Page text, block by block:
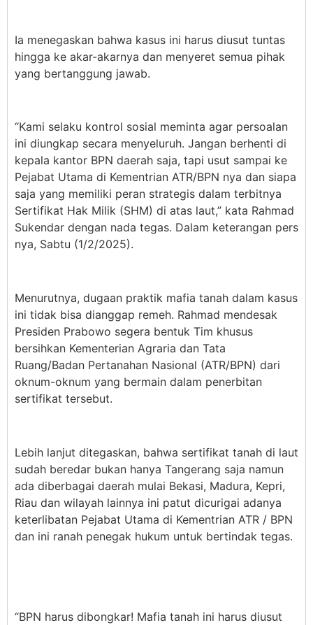
Ia menegaskan bahwa kasus ini harus diusut tuntas
hingga ke akar-akarnya dan menyeret semua pihak
yang bertanggung jawab.
“Kami selaku kontrol sosial meminta agar persoalan
ini diungkap secara menyeluruh. Jangan berhenti di
kepala kantor BPN daerah saja, tapi usut sampai ke
Pejabat Utama di Kementrian ATR/BPN nya dan siapa
saja yang memiliki peran strategis dalam terbitnya
Sertifikat Hak Milik (SHM) di atas laut,” kata Rahmad
Sukendar dengan nada tegas. Dalam keterangan pers
nya, Sabtu (1/2/2025).
Menurutnya, dugaan praktik mafia tanah dalam kasus
ini tidak bisa dianggap remeh. Rahmad mendesak
Presiden Prabowo segera bentuk Tim khusus
bersihkan Kementerian Agraria dan Tata
Ruang/Badan Pertanahan Nasional (ATR/BPN) dari
oknum-oknum yang bermain dalam penerbitan
sertifikat tersebut.
Lebih lanjut ditegaskan, bahwa sertifikat tanah di laut
sudah beredar bukan hanya Tangerang saja namun
ada diberbagai daerah mulai Bekasi, Madura, Kepri,
Riau dan wilayah lainnya ini patut dicurigai adanya
keterlibatan Pejabat Utama di Kementrian ATR / BPN
dan ini ranah penegak hukum untuk bertindak tegas.
“BPN harus dibongkar! Mafia tanah ini harus diusut